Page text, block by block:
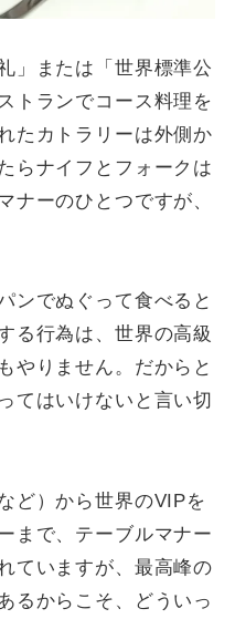
」または「世界標準公
トランでコース料理を
たカトラリーは外側か
らナイフとフォークは
ナーのひとつですが、
ンでぬぐって食べると
る行為は、世界の高級
やりません。だからと
てはいけないと言い切
ど）から世界のVIPを
まで、テーブルマナー
ていますが、最高峰の
るからこそ、どういっ